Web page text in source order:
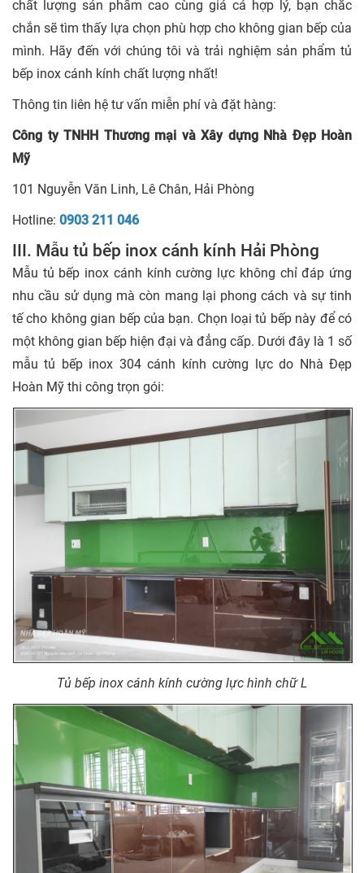
chất lượng sản phẩm cao cùng giá cả hợp lý, bạn chắc
chắn sẽ tìm thấy lựa chọn phù hợp cho không gian bếp của
mình. Hãy đến với chúng tôi và trải nghiệm sản phẩm tủ
bếp inox cánh kính chất lượng nhất!
Thông tin liên hệ tư vấn miễn phí và đặt hàng:
Công ty TNHH Thương mại và Xây dựng Nhà Đẹp Hoàn
Mỹ
101 Nguyễn Văn Linh, Lê Chân, Hải Phòng
Hotline: 0903 211 046
III. Mẫu tủ bếp inox cánh kính Hải Phòng
Mẫu tủ bếp inox cánh kính cường lực không chỉ đáp ứng
nhu cầu sử dụng mà còn mang lại phong cách và sự tinh
tế cho không gian bếp của bạn. Chọn loại tủ bếp này để có
một không gian bếp hiện đại và đẳng cấp. Dưới đây là 1 số
mẫu tủ bếp inox 304 cánh kính cường lực do Nhà Đẹp
Hoàn Mỹ thi công trọn gói:
Tủ bếp inox cánh kính cường lực hình chữ L